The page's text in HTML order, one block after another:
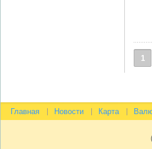
1
Главная Новости Карта